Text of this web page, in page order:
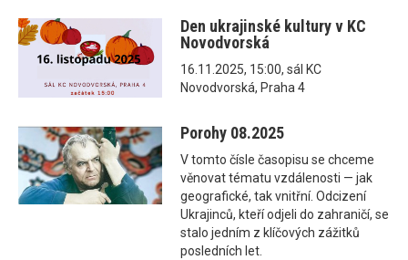
Den ukrajinské kultury v KC
Novodvorská
16.11.2025, 15:00, sál KC
Novodvorská, Praha 4
Porohy 08.2025
V tomto čísle časopisu se chceme
věnovat tématu vzdálenosti — jak
geografické, tak vnitřní. Odcizení
Ukrajinců, kteří odjeli do zahraničí, se
stalo jedním z klíčových zážitků
posledních let.